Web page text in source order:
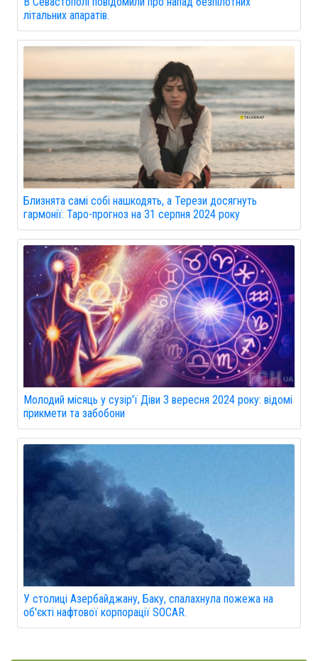
літальних апаратів.
Близнята самі собі нашкодять, а Терези досягнуть
гармонії: Таро-прогноз на 31 серпня 2024 року
Молодий місяць у сузір'ї Діви 3 вересня 2024 року: відомі
прикмети та забобони
У столиці Азербайджану, Баку, спалахнула пожежа на
об'єкті нафтової корпорації SOCAR.